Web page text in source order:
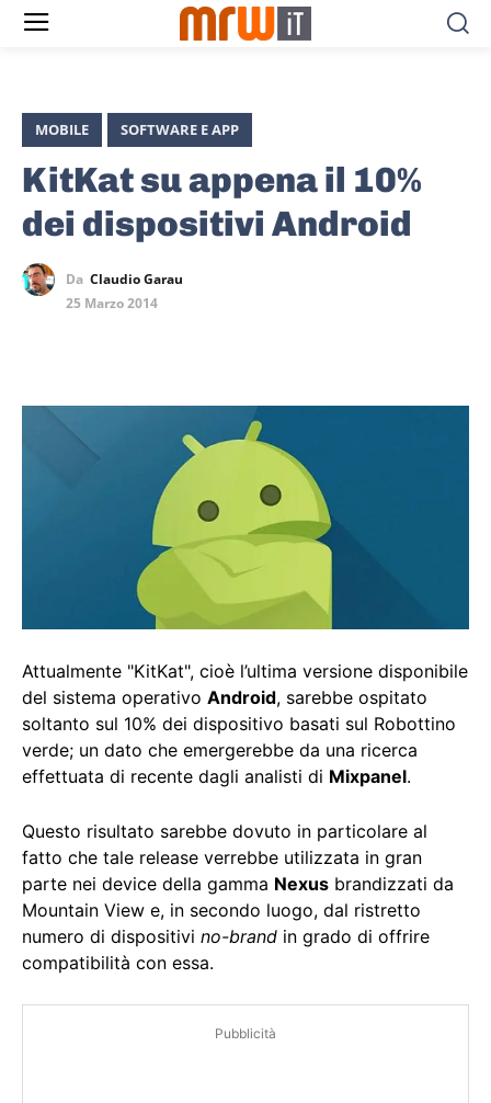
MOBILE SOFTWARE E APP
KitKat su appena il 10%
dei dispositivi Android
Da Claudio Garau
25 Marzo 2014
Attualmente "KitKat", cioè l’ultima versione disponibile
del sistema operativo Android, sarebbe ospitato
soltanto sul 10% dei dispositivo basati sul Robottino
verde; un dato che emergerebbe da una ricerca
effettuata di recente dagli analisti di Mixpanel.
Questo risultato sarebbe dovuto in particolare al
fatto che tale release verrebbe utilizzata in gran
parte nei device della gamma Nexus brandizzati da
Mountain View e, in secondo luogo, dal ristretto
numero di dispositivi no-brand in grado di offrire
compatibilità con essa.
Pubblicità